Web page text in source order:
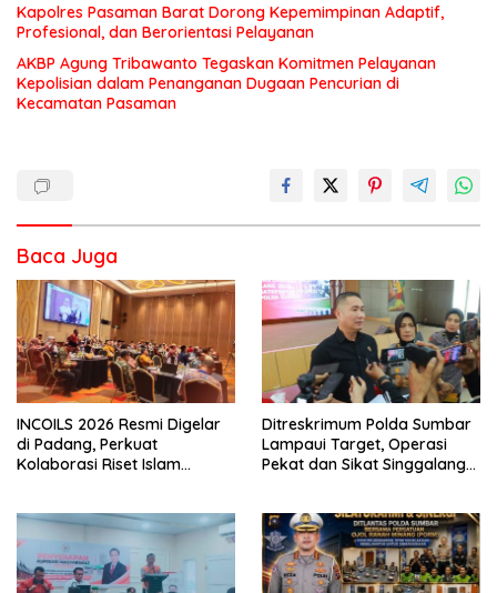
Kapolres Pasaman Barat Dorong Kepemimpinan Adaptif,
Profesional, dan Berorientasi Pelayanan
AKBP Agung Tribawanto Tegaskan Komitmen Pelayanan
Kepolisian dalam Penanganan Dugaan Pencurian di
Kecamatan Pasaman
Baca Juga
INCOILS 2026 Resmi Digelar
di Padang, Perkuat
Kolaborasi Riset Islam
Ditreskrimum Polda Sumbar
Lampaui Target, Operasi
Pekat dan Sikat Singgalang